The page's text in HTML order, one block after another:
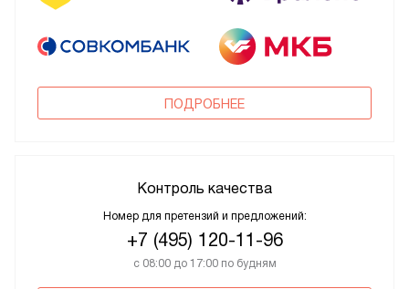
ПОДРОБНЕЕ
Контроль качества
Номер для претензий и предложений:
+7 (495) 120-11-96
с 08:00 до 17:00 по будням